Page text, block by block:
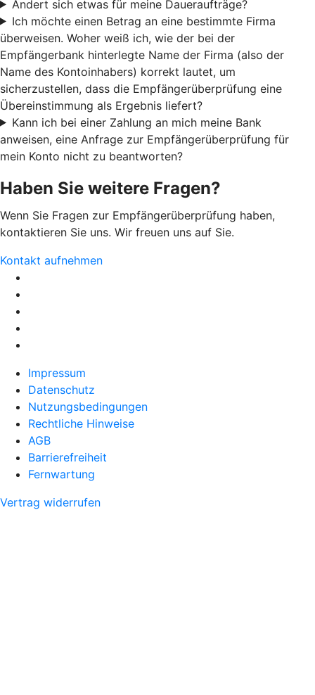
Ändert sich etwas für meine Daueraufträge?
Ich möchte einen Betrag an eine bestimmte Firma
überweisen. Woher weiß ich, wie der bei der
Empfängerbank hinterlegte Name der Firma (also der
Name des Kontoinhabers) korrekt lautet, um
sicherzustellen, dass die Empfängerüberprüfung eine
Übereinstimmung als Ergebnis liefert?
Kann ich bei einer Zahlung an mich meine Bank
anweisen, eine Anfrage zur Empfängerüberprüfung für
mein Konto nicht zu beantworten?
Haben Sie weitere Fragen?
Wenn Sie Fragen zur Empfängerüberprüfung haben,
kontaktieren Sie uns. Wir freuen uns auf Sie.
Kontakt aufnehmen
Impressum
Datenschutz
Nutzungsbedingungen
Rechtliche Hinweise
AGB
Barrierefreiheit
Fernwartung
Vertrag widerrufen